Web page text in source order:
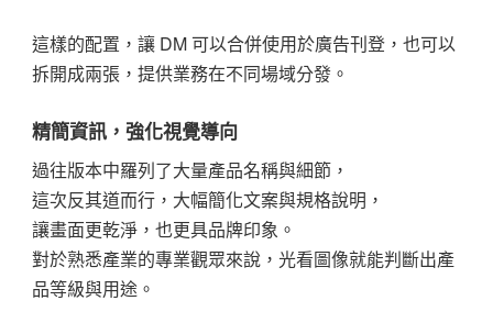
這樣的配置，讓 DM 可以合併使用於廣告刊登，也可以
拆開成兩張，提供業務在不同場域分發。
精簡資訊，強化視覺導向
過往版本中羅列了大量產品名稱與細節，
這次反其道而行，大幅簡化文案與規格說明，
讓畫面更乾淨，也更具品牌印象。
對於熟悉產業的專業觀眾來說，光看圖像就能判斷出產
品等級與用途。